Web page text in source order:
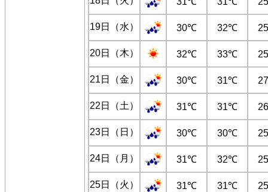
19日（水） 30℃ 32℃
20日（木） 32℃ 33℃
21日（金） 30℃ 31℃
22日（土） 31℃ 31℃
23日（日） 30℃ 30℃
24日（月） 31℃ 32℃
25日（火） 31℃ 31℃